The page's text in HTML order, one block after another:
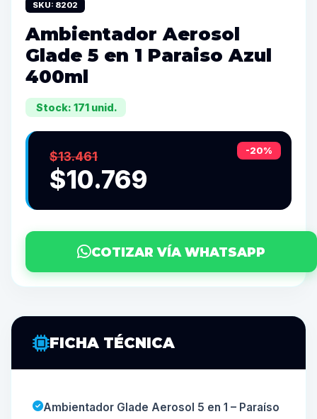
SKU: 8202
Ambientador Aerosol
Glade 5 en 1 Paraiso Azul
400ml
Stock: 171 unid.
-20%
$13.461
$10.769
COTIZAR VÍA WHATSAPP
FICHA TÉCNICA
Ambientador Glade Aerosol 5 en 1 – Paraíso